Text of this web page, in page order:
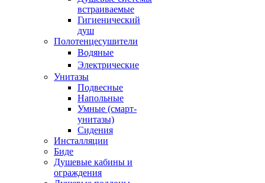
встраиваемые
Гигиенический
душ
Полотенцесушители
ㅤВодяные
ㅤЭлектрические
Унитазы
Подвесные
Напольные
Умные (смарт-
унитазы)
Сидения
Инсталляции
Биде
Душевые кабины и
ограждения